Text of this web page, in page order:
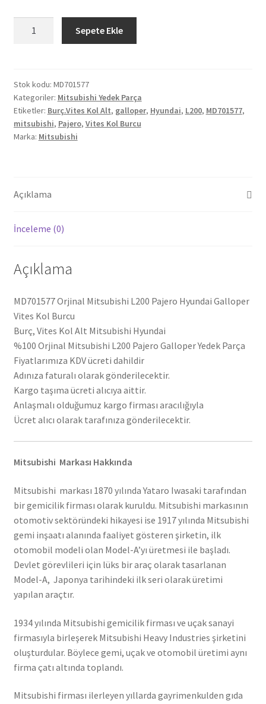
Hyundai
Galloper
Vites
Kol
Burcu
Sepete Ekle
Stok kodu: MD701577
Kategoriler: Mitsubishi Yedek Parça
Etiketler: Burç.Vites Kol Alt, galloper, Hyundai, L200, MD701577,
mitsubishi, Pajero, Vites Kol Burcu
Marka: Mitsubishi
Açıklama
İnceleme (0)
Açıklama
MD701577 Orjinal Mitsubishi L200 Pajero Hyundai Galloper
Vites Kol Burcu
Burç, Vites Kol Alt Mitsubishi Hyundai
%100 Orjinal Mitsubishi L200 Pajero Galloper Yedek Parça
Fiyatlarımıza KDV ücreti dahildir
Adınıza faturalı olarak gönderilecektir.
Kargo taşıma ücreti alıcıya aittir.
Anlaşmalı olduğumuz kargo firması aracılığıyla
Ücret alıcı olarak tarafınıza gönderilecektir.
Mitsubishi Markası Hakkında
Mitsubishi markası 1870 yılında Yataro Iwasaki tarafından
bir gemicilik firması olarak kuruldu. Mitsubishi markasının
otomotiv sektöründeki hikayesi ise 1917 yılında Mitsubishi
gemi inşaatı alanında faaliyet gösteren şirketin, ilk
otomobil modeli olan Model-A’yı üretmesi ile başladı.
Devlet görevlileri için lüks bir araç olarak tasarlanan
Model-A, Japonya tarihindeki ilk seri olarak üretimi
yapılan araçtır.
1934 yılında Mitsubishi gemicilik firması ve uçak sanayi
firmasıyla birleşerek Mitsubishi Heavy Industries şirketini
oluşturdular. Böylece gemi, uçak ve otomobil üretimi aynı
firma çatı altında toplandı.
Mitsubishi firması ilerleyen yıllarda gayrimenkulden gıda